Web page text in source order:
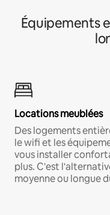
Équipements
Locations meublées
Des logements
le wifi et les
vous installer
plus. C'est
moyenne ou longue